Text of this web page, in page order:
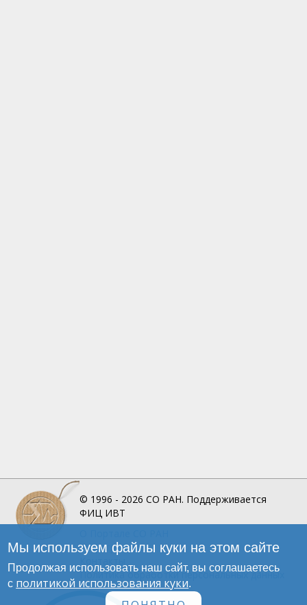
© 1996 - 2026 СО РАН. Поддерживается
ФИЦ ИВТ
Инфографика
Политика обработки персональных данных
Мы используем файлы куки на этом сайте
Продолжая использовать наш сайт, вы соглашаетесь
с политикой использования куки.